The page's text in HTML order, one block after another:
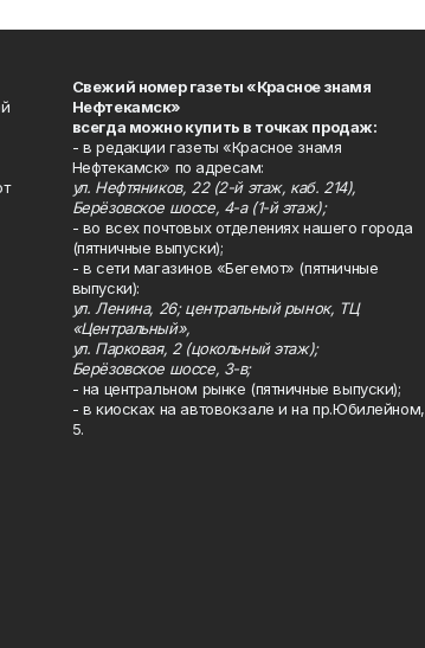
Свежий номер газеты «Красное знамя
Нефтекамск»
всегда можно купить в точках продаж:
- в редакции газеты «Красное знамя
Нефтекамск» по адресам:
ул. Нефтяников, 22 (2-й этаж, каб. 214),
Берёзовское шоссе, 4-а (1-й этаж);
- во всех почтовых отделениях нашего города
(пятничные выпуски);
- в сети магазинов «Бегемот» (пятничные
выпуски):
ул. Ленина, 26; центральный рынок, ТЦ
«Центральный»,
ул. Парковая, 2 (цокольный этаж);
Берёзовское шоссе, 3-в;
- на центральном рынке (пятничные выпуски);
- в киосках на автовокзале и на пр.Юбилейном,
5.